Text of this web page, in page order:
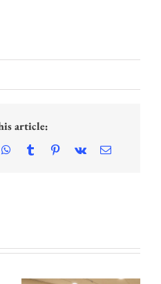
article:
WhatsApp
TumblrPinterest
Vk Email